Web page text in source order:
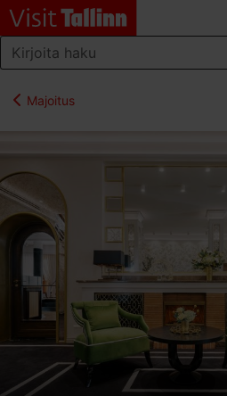
Majoitus